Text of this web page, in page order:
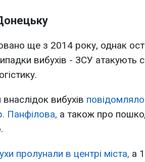
ще з 2014 року, однак
вибухів - ЗСУ атакують
вибухів
Панфілова, а також про
пролунали в центрі міста, а